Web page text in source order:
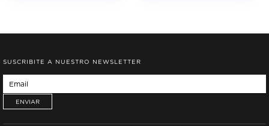
SUSCRIBITE A NUESTRO NEWSLETTER